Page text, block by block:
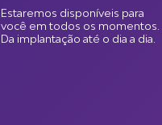
Estaremos disponíveis para
você em todos os momentos.
Da implantação até o dia a dia.